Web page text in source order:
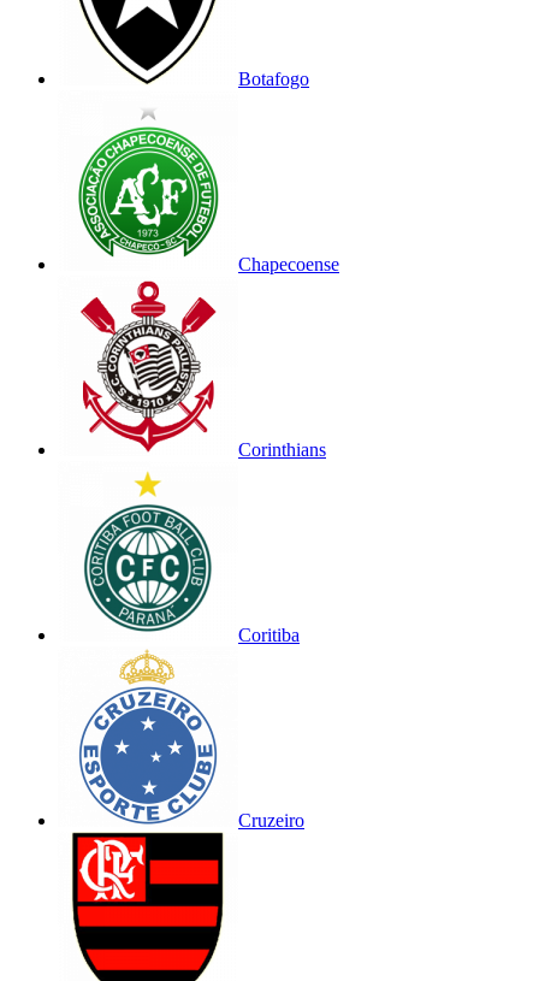
Botafogo
Chapecoense
Corinthians
Coritiba
Cruzeiro